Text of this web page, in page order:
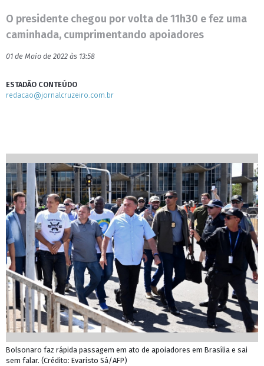
O presidente chegou por volta de 11h30 e fez uma
caminhada, cumprimentando apoiadores
01 de Maio de 2022 às 13:58
ESTADÃO CONTEÚDO
redacao@jornalcruzeiro.com.br
Bolsonaro faz rápida passagem em ato de apoiadores em Brasília e sai
sem falar. (Crédito: Evaristo Sá/AFP)